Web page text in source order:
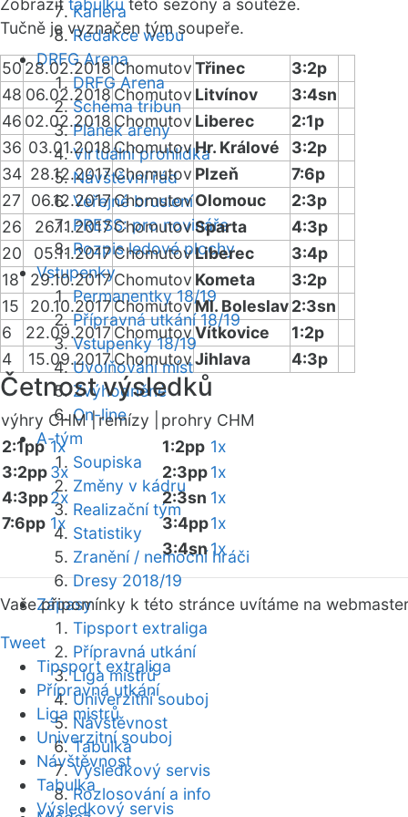
Kariéra
Redakce webu
DRFG Arena
DRFG Arena
Schéma tribun
Plánek areny
Virtuální prohlídka
Návštěvní řád
Veřejné bruslení
PRESS: pro novináře
Rozpis ledové plochy
Vstupenky
Permanentky 18/19
Přípravná utkání 18/19
Vstupenky 18/19
Uvolňování míst
Zvýhodněné
On-line
A-tým
Soupiska
Změny v kádru
Realizační tým
Statistiky
Zranění / nemocní hráči
Dresy 2018/19
Zápasy
Tipsport extraliga
Přípravná utkání
Liga mistrů
Univerzitní souboj
Návštěvnost
Tabulka
Výsledkový servis
Rozlosování a info
Zobrazit tabulku této sezóny a soutěže.
Tučně je vyznačen tým soupeře.
5028.02.2018 ChomutovTřinec
3:2p
48 06.02.2018Chomutov Litvínov
3:4sn
46 02.02.2018 Chomutov Liberec
2:1p
36 03.01.2018Chomutov Hr. Králové
3:2p
34 28.12.2017Chomutov Plzeň
7:6p
27
06.12.2017ChomutovOlomouc
2:3p
26
26.11.2017ChomutovSparta
4:3p
20
05.11.2017ChomutovLiberec
3:4p
18
29.10.2017Chomutov Kometa
3:2p
15
20.10.2017ChomutovMl. Boleslav2:3sn
6
22.09.2017 ChomutovVítkovice
1:2p
4
15.09.2017ChomutovJihlava 4:3p
Četnost výsledků
výhry CHM |remízy |
prohry CHM
2:1pp 1x
3:2pp3x
4:3pp2x
7:6pp 1x
1:2pp 1x
2:3pp1x
2:3sn 1x
3:4pp1x
3:4sn1x
Vaše připomínky k této stránce uvítáme na webmaster
Tweet
Tipsport extraliga
Přípravná utkání
Liga mistrů
Univerzitní souboj
Návštěvnost
Tabulka
Výsledkový servis